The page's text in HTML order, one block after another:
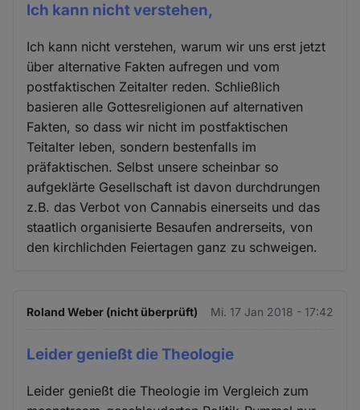
Ich kann nicht verstehen,
Ich kann nicht verstehen, warum wir uns erst jetzt
über alternative Fakten aufregen und vom
postfaktischen Zeitalter reden. Schließlich
basieren alle Gottesreligionen auf alternativen
Fakten, so dass wir nicht im postfaktischen
Teitalter leben, sondern bestenfalls im
präfaktischen. Selbst unsere scheinbar so
aufgeklärte Gesellschaft ist davon durchdrungen
z.B. das Verbot von Cannabis einerseits und das
staatlich organisierte Besaufen andrerseits, von
den kirchlichden Feiertagen ganz zu schweigen.
Roland Weber (nicht überprüft) Mi. 17 Jan 2018 - 17:42
Leider genießt die Theologie
Leider genießt die Theologie im Vergleich zum